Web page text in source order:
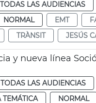
TODAS LAS AUDIENCIAS
NORMAL EMT
TRÀNSIT JESÚS
y nueva línea
TODAS LAS AUDIENCIAS
TEMÁTICA NORMAL